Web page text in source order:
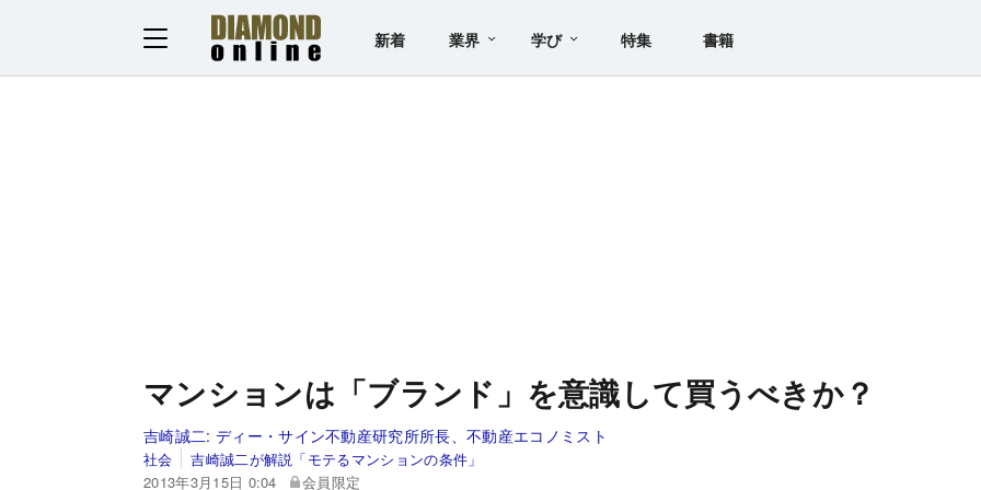
新着 業界 学び 特集 書籍
マンションは「ブランド」を意識して買うべきか？
吉崎誠二: ディー・サイン不動産研究所所長、不動産エコノミスト
社会
吉崎誠二が解説「モテるマンションの条件」
2013年3月15日 0:04
会員限定